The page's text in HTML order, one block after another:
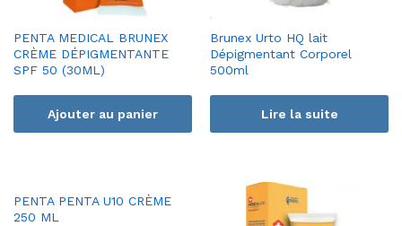
PENTA MEDICAL BRUNEX
CRÈME DÉPIGMENTANTE
SPF 50 (30ML)
Ajouter au panier
Brunex Urto HQ lait
Dépigmentant Corporel
500ml
Lire la suite
PENTA PENTA U10 CRÈME
250 ML